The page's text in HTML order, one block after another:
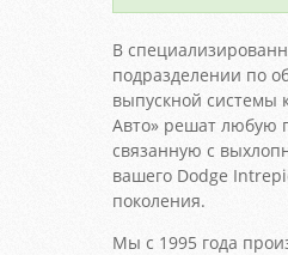
В
подразделении по
выпускной системы
Авто» решат любую
связанную с
вашего Dodge
поколения.
Мы с 1995 года